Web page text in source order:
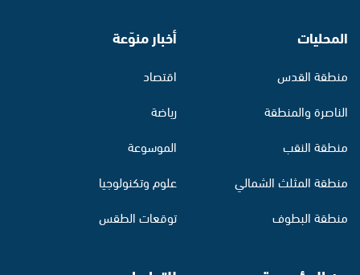
المحليات
منطقة القدس
الناصرة والمنطقة
منطقة النقب
منطقة المثلث الشمالي
منطقة البطوف
أخبار منوّعة
اقتصاد
رياضة
الموسوعة
علوم وتكنولوجيا
توقعات الطقس